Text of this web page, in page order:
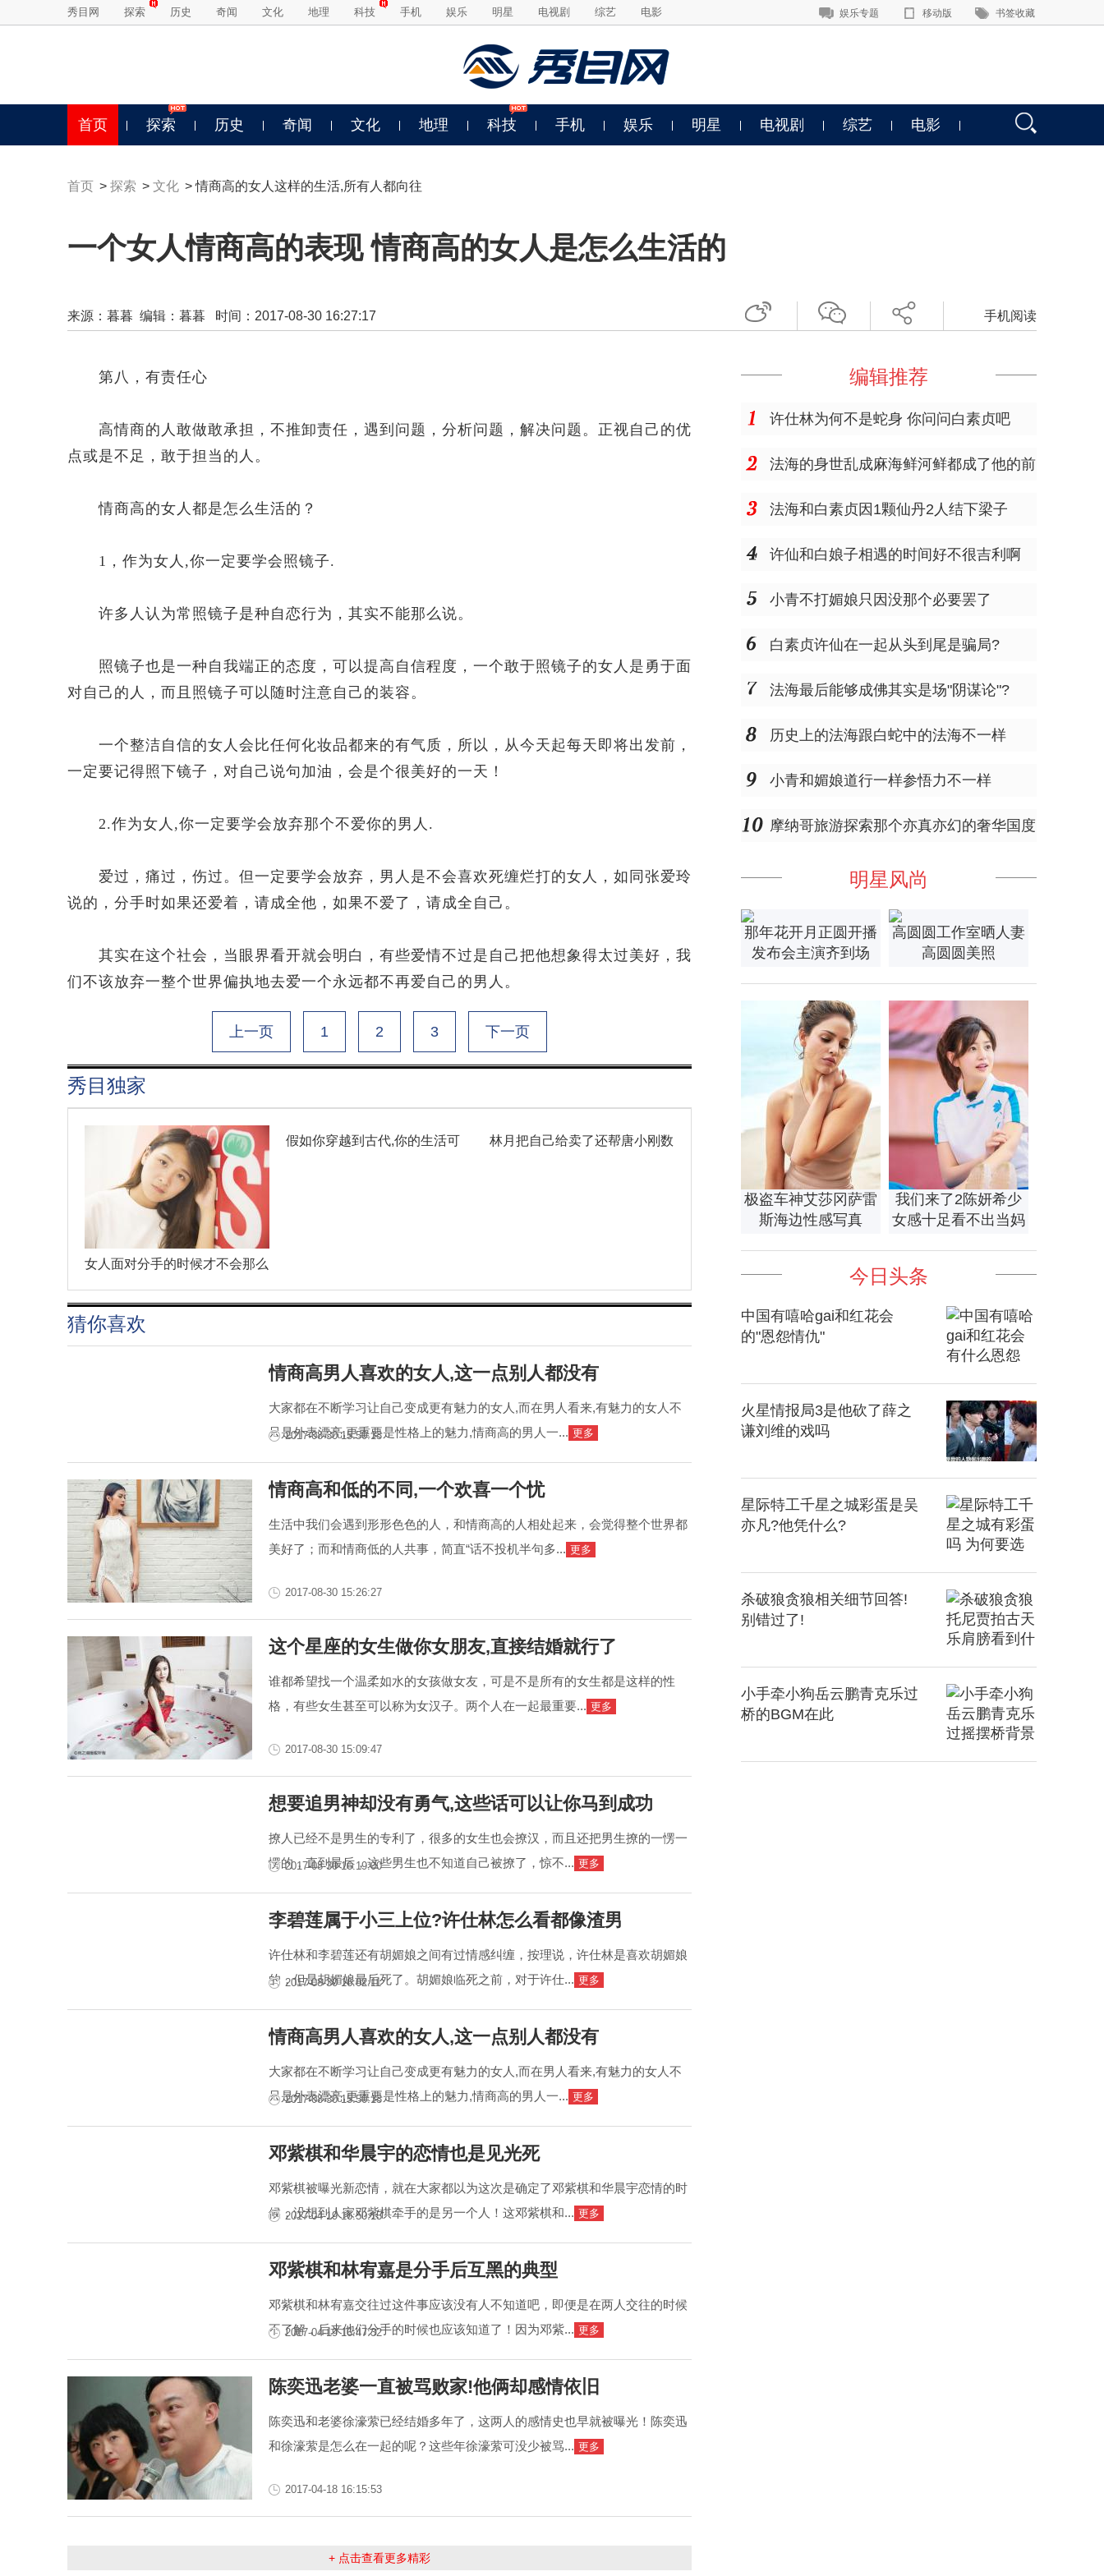
秀目网 探索 历史 奇闻 文化 地理 科技 手机 娱乐 明星 电视剧 综艺 电影 娱乐专题 移动版 书签收藏
首页 探索 历史 奇闻 文化 地理 科技 手机 娱乐 明星 电视剧 综艺 电影
首页 > 探索 > 文化 > 情商高的女人这样的生活,所有人都向往
一个女人情商高的表现 情商高的女人是怎么生活的
来源： 暮暮 编辑：暮暮 时间：2017-08-30 16:27:17 手机阅读
第八，有责任心
高情商的人敢做敢承担，不推卸责任，遇到问题，分析问题，解决问题。正视自己的优
点或是不足，敢于担当的人。
情商高的女人都是怎么生活的？
1，作为女人,你一定要学会照镜子.
许多人认为常照镜子是种自恋行为，其实不能那么说。
照镜子也是一种自我端正的态度，可以提高自信程度，一个敢于照镜子的女人是勇于面
对自己的人，而且照镜子可以随时注意自己的装容。
一个整洁自信的女人会比任何化妆品都来的有气质，所以，从今天起每天即将出发前，
一定要记得照下镜子，对自己说句加油，会是个很美好的一天！
2.作为女人,你一定要学会放弃那个不爱你的男人.
爱过，痛过，伤过。但一定要学会放弃，男人是不会喜欢死缠烂打的女人，如同张爱玲
说的，分手时如果还爱着，请成全他，如果不爱了，请成全自己。
其实在这个社会，当眼界看开就会明白，有些爱情不过是自己把他想象得太过美好，我
们不该放弃一整个世界偏执地去爱一个永远都不再爱自己的男人。
上一页 1 2 3 下一页
秀目独家
女人面对分手的时候才不会那么
假如你穿越到古代,你的生活可 林月把自己给卖了还帮唐小刚数
猜你喜欢
情商高男人喜欢的女人,这一点别人都没有
大家都在不断学习让自己变成更有魅力的女人,而在男人看来,有魅力的女人不
只是外表漂亮,更重要是性格上的魅力,情商高的男人一... 更多
2017-08-30 15:50:13
情商高和低的不同,一个欢喜一个忧
生活中我们会遇到形形色色的人，和情商高的人相处起来，会觉得整个世界都
美好了；而和情商低的人共事，简直“话不投机半句多... 更多
2017-08-30 15:26:27
这个星座的女生做你女朋友,直接结婚就行了
谁都希望找一个温柔如水的女孩做女友，可是不是所有的女生都是这样的性
格，有些女生甚至可以称为女汉子。两个人在一起最重要... 更多
2017-08-30 15:09:47
想要追男神却没有勇气,这些话可以让你马到成功
撩人已经不是男生的专利了，很多的女生也会撩汉，而且还把男生撩的一愣一
愣的，直到最后，这些男生也不知道自己被撩了，惊不... 更多
2017-08-30 16:19:00
李碧莲属于小三上位?许仕林怎么看都像渣男
许仕林和李碧莲还有胡媚娘之间有过情感纠缠，按理说，许仕林是喜欢胡媚娘
的，但是胡媚娘最后死了。胡媚娘临死之前，对于许仕... 更多
2017-08-30 16:02:11
情商高男人喜欢的女人,这一点别人都没有
大家都在不断学习让自己变成更有魅力的女人,而在男人看来,有魅力的女人不
只是外表漂亮,更重要是性格上的魅力,情商高的男人一... 更多
2017-08-30 15:50:13
邓紫棋和华晨宇的恋情也是见光死
邓紫棋被曝光新恋情，就在大家都以为这次是确定了邓紫棋和华晨宇恋情的时
候，没想到人家邓紫棋牵手的是另一个人！这邓紫棋和... 更多
2017-04-19 16:50:15
邓紫棋和林宥嘉是分手后互黑的典型
邓紫棋和林宥嘉交往过这件事应该没有人不知道吧，即便是在两人交往的时候
不了解，后来他们分手的时候也应该知道了！因为邓紫... 更多
2017-04-19 16:47:32
陈奕迅老婆一直被骂败家!他俩却感情依旧
陈奕迅和老婆徐濠萦已经结婚多年了，这两人的感情史也早就被曝光！陈奕迅
和徐濠萦是怎么在一起的呢？这些年徐濠萦可没少被骂... 更多
2017-04-18 16:15:53
+ 点击查看更多精彩
编辑推荐
许仕林为何不是蛇身 你问问白素贞吧
法海的身世乱成麻海鲜河鲜都成了他的前
世了
法海和白素贞因1颗仙丹2人结下梁子
许仙和白娘子相遇的时间好不很吉利啊
小青不打媚娘只因没那个必要罢了
白素贞许仙在一起从头到尾是骗局?
法海最后能够成佛其实是场"阴谋论"?
历史上的法海跟白蛇中的法海不一样
小青和媚娘道行一样参悟力不一样
摩纳哥旅游探索那个亦真亦幻的奢华国度
明星风尚
那年花开月正圆开播
发布会主演齐到场
高圆圆工作室晒人妻
高圆圆美照
极盗车神艾莎冈萨雷
斯海边性感写真
我们来了2陈妍希少
女感十足看不出当妈
今日头条
中国有嘻哈gai和红花会
的"恩怨情仇"
火星情报局3是他砍了薛之
谦刘维的戏吗
星际特工千星之城彩蛋是吴
亦凡?他凭什么?
杀破狼贪狼相关细节回答!
别错过了!
小手牵小狗岳云鹏青克乐过
桥的BGM在此